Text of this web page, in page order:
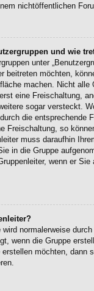
nichtöffentlichen
und wie
unter
beitreten möchten,
machen. Nicht alle
eine Freischaltung,
sogar versteckt.
die entsprechende
Freischaltung, so
muss daraufhin
in die Gruppe
wenn er Sie
wird normalerweise
wenn die Gruppe
erstellen möchten, dann